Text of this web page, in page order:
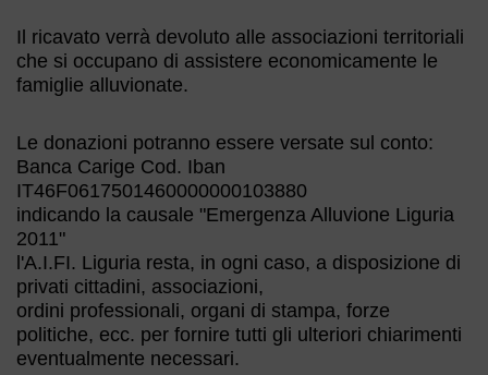
Il ricavato verrà devoluto alle associazioni territoriali
che si occupano di assistere economicamente le
famiglie alluvionate.
Le donazioni potranno essere versate sul conto:
Banca Carige Cod. Iban
IT46F0617501460000000103880
indicando la causale "Emergenza Alluvione Liguria
2011"
l'A.I.FI. Liguria resta, in ogni caso, a disposizione di
privati cittadini, associazioni,
ordini professionali, organi di stampa, forze
politiche, ecc. per fornire tutti gli ulteriori chiarimenti
eventualmente necessari.